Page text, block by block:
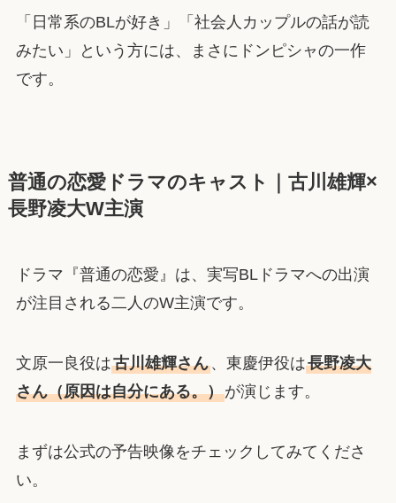
「日常系のBLが好き」「社会人カップルの話が読
みたい」という方には、まさにドンピシャの一作
です。
普通の恋愛ドラマのキャスト｜古川雄輝×
長野凌大W主演
ドラマ『普通の恋愛』は、実写BLドラマへの出演
が注目される二人のW主演です。
文原一良役は古川雄輝さん、東慶伊役は長野凌大
さん（原因は自分にある。）が演じます。
まずは公式の予告映像をチェックしてみてくださ
い。